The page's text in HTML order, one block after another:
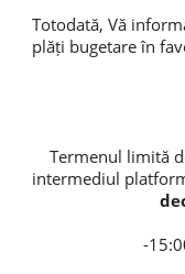
Totodată, Vă
plăți bugetare în
Termenul limită
intermediul
-